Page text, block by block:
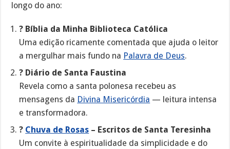
longo do ano:
? Bíblia da Minha Biblioteca Católica
Uma edição ricamente comentada que ajuda o leitor
a mergulhar mais fundo na Palavra de Deus.
? Diário de Santa Faustina
Revela como a santa polonesa recebeu as
mensagens da Divina Misericórdia — leitura intensa
e transformadora.
? Chuva de Rosas – Escritos de Santa Teresinha
Um convite à espiritualidade da simplicidade e do